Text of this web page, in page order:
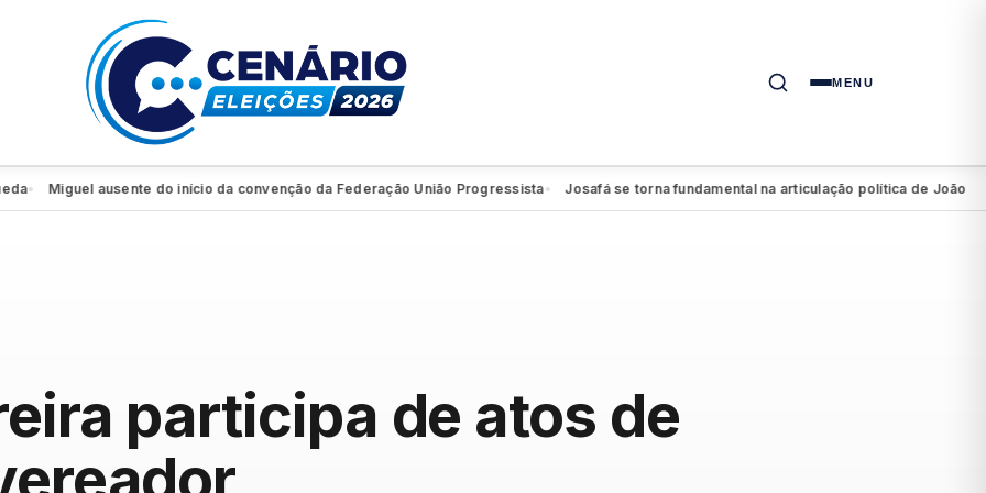
MENU
Miguel ausente do início da convenção da Federação União Progressista● Josafá se torna fundamental na articulação política de João Campos
participa de atos de